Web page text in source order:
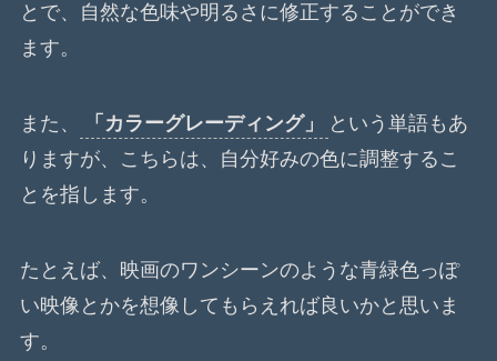
とで、自然な色味や明るさに修正することができ
ます。
また、 「カラーグレーディング」
という単語もあ
りますが、こちらは、自分好みの色に調整するこ
とを指します。
たとえば、映画のワンシーンのような青緑色っぽ
い映像とかを想像してもらえれば良いかと思いま
す。